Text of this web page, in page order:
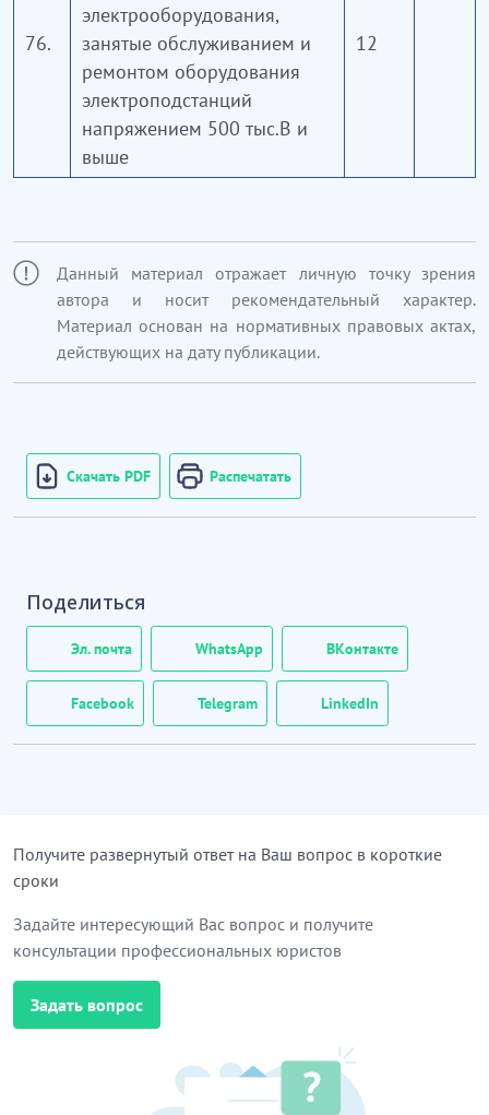
76.
электрооборудования,
занятые обслуживанием и
ремонтом оборудования
электроподстанций
напряжением 500 тыс.В и
выше
12
Данный материал отражает личную точку зрения
автора и носит рекомендательный характер.
Материал основан на нормативных правовых актах,
действующих на дату публикации.
Скачать PDF Распечатать
Поделиться
Эл. почта WhatsApp ВКонтакте
Facebook Telegram LinkedIn
Получите развернутый ответ на Ваш вопрос в короткие
сроки
Задайте интересующий Вас вопрос и получите
консультации профессиональных юристов
Задать вопрос